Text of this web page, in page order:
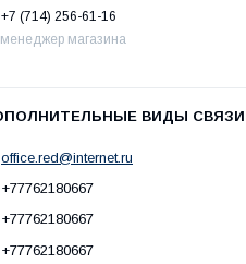
+7 (714) 256-61-16
менеджер магазина
office.red@internet.ru
+77762180667
+77762180667
+77762180667